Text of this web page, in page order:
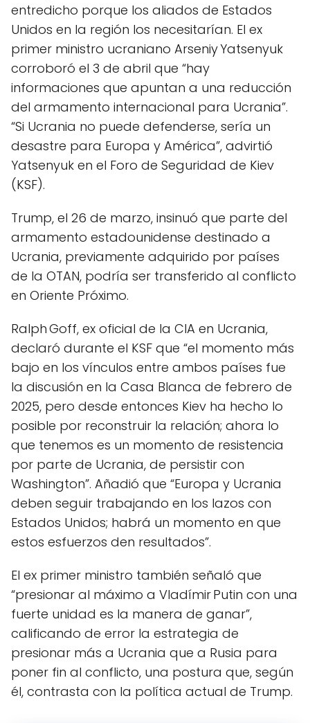
entredicho porque los aliados de Estados
Unidos en la región los necesitarían. El ex
primer ministro ucraniano Arseniy Yatsenyuk
corroboró el 3 de abril que “hay
informaciones que apuntan a una reducción
del armamento internacional para Ucrania”.
“Si Ucrania no puede defenderse, sería un
desastre para Europa y América”, advirtió
Yatsenyuk en el Foro de Seguridad de Kiev
(KSF).
Trump, el 26 de marzo, insinuó que parte del
armamento estadounidense destinado a
Ucrania, previamente adquirido por países
de la OTAN, podría ser transferido al conflicto
en Oriente Próximo.
Ralph Goff, ex oficial de la CIA en Ucrania,
declaró durante el KSF que “el momento más
bajo en los vínculos entre ambos países fue
la discusión en la Casa Blanca de febrero de
2025, pero desde entonces Kiev ha hecho lo
posible por reconstruir la relación; ahora lo
que tenemos es un momento de resistencia
por parte de Ucrania, de persistir con
Washington”. Añadió que “Europa y Ucrania
deben seguir trabajando en los lazos con
Estados Unidos; habrá un momento en que
estos esfuerzos den resultados”.
El ex primer ministro también señaló que
“presionar al máximo a Vladímir Putin con una
fuerte unidad es la manera de ganar”,
calificando de error la estrategia de
presionar más a Ucrania que a Rusia para
poner fin al conflicto, una postura que, según
él, contrasta con la política actual de Trump.